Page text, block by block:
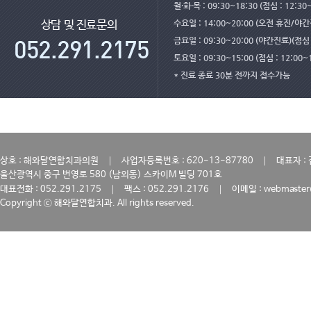
상담 및 진료문의
월·화·목 : 09:30~18:30 (점심 :
수요일 : 14:00~20:00 (오전 휴진/야간
금요일 : 09:30~20:00 (야간진료)(점
토요일 : 09:30~15:00 (점심 :
* 진료 종료 30분 전까지 접수가능
상호 : 해와달연합치과의원 사업자등록번호 : 620-13-87780
대표자 :
울산광역시 중구 번영로 580 (남외동) 스카이M 빌딩 701호
대표전화 : 052.291.2175
팩스 : 052.291.2176
이메일 :
Copyright ⓒ 해와달연합치과. All rights reserved.